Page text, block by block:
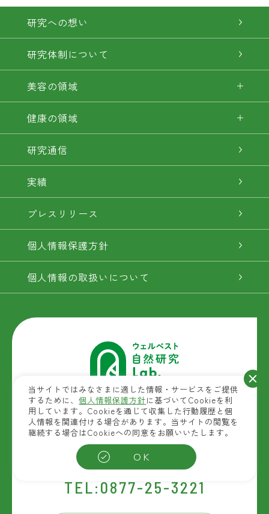
自然素材商品を扱う
ウェルベストの開発拠点
(富士産業研究開発センター)
〒763-8603 香川県丸亀市田村町1301
TEL:0877-25-3221
研究への想い
研究体制について
美容の領域
健康の領域
研究通信
実績
プレスリリース
個人情報保護方針
個人情報の取扱いについて
当サイトではみなさまに適した情報・サービスをご提供
するために、個人情報保護方針に基づいてCookieを利
用しています。Cookieを通じて収集した行動履歴と個
人情報を関連付ける場合があります。当サイトの閲覧を
継続する場合はCookieへの同意をお願いいたします。
OK